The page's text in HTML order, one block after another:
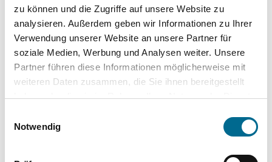
zu können und die Zugriffe auf unsere Website zu
analysieren. Außerdem geben wir Informationen zu Ihrer
Verwendung unserer Website an unsere Partner für
soziale Medien, Werbung und Analysen weiter. Unsere
Partner führen diese Informationen möglicherweise mit
weiteren Daten zusammen, die Sie ihnen bereitgestellt
haben oder die sie im Rahmen Ihrer Nutzung der Dienste
Cookies, wenn Sie unsere Webseite weiterhin nutzen.
Notwendig
wuddi Leasing Kauf
Versicherung ✔ - -
-